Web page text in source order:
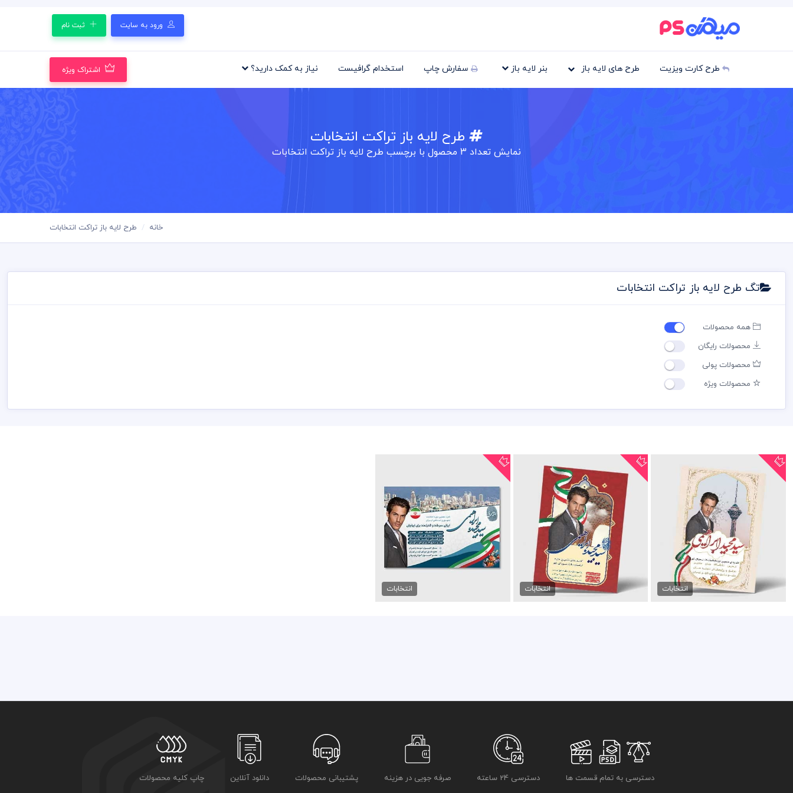
ورود به سایت ثبت نام
طرح کارت ویزیت طرح های لایه باز بنر لایه باز سفارش چاپ استخدام گرافیست نیاز به کمک دارید؟ اشتراک ویژه
طرح لایه باز تراکت انتخابات
نمایش تعداد 3 محصول با برچسب طرح لایه باز تراکت انتخابات
خانه طرح لایه باز تراکت انتخابات
تگ طرح لایه باز تراکت انتخابات
همه محصولات
محصولات رایگان
محصولات پولی
محصولات ویژه
طرح لایه باز تراکت انتخابات
99,000 تومان
انتخابات
طرح تراکت انتخابات شورای...
99,000 تومان
انتخابات
تراکت لایه باز انتخابات
99,000 تومان
انتخابات
دسترسی به تمام قسمت ها دسترسی 24 ساعته صرفه جویی در هزینه پشتیبانی محصولات دانلود آنلاین چاپ کلیه محصولات